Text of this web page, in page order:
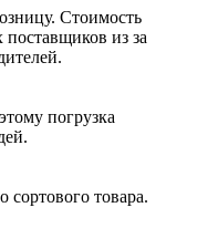
Стоимость
из за
погрузка
товара.